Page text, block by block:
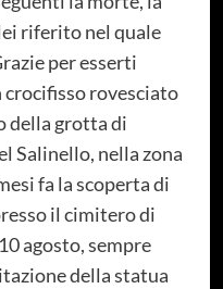
riferito nel quale
per esserti
crocifisso rovesciato
della grotta di
Salinello, nella zona
fa la scoperta di
il cimitero di
agosto, sempre
della statua